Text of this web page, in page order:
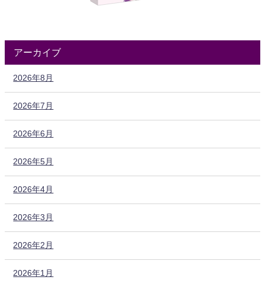
アーカイブ
2026年8月
2026年7月
2026年6月
2026年5月
2026年4月
2026年3月
2026年2月
2026年1月